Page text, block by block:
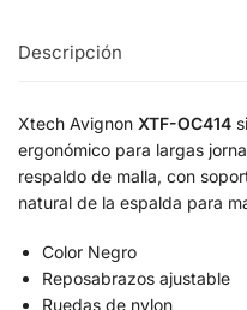
Descripción
Xtech Avignon XTF-OC414
ergonómico para largas
respaldo de malla, con
natural de la espalda para
Color Negro
Reposabrazos ajustable
Ruedas de nylon